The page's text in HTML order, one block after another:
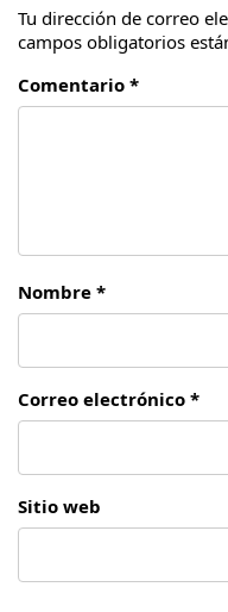
Tu dirección de correo
campos obligatorios
Comentario *
Nombre *
Correo electrónico *
Sitio web